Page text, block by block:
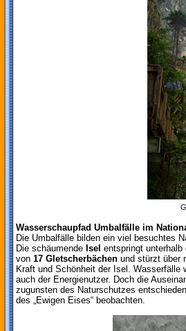
Wasserschaupfad Umbalfälle im
Die Umbalfälle bilden ein viel besuchtes
Die schäumende Isel entspringt
von 17 Gletscherbächen und stürzt über
Kraft und Schönheit der Isel. Wasserfälle
auch der Energienutzer. Doch die
zugunsten des Naturschutzes
des „Ewigen Eises“ beobachten.